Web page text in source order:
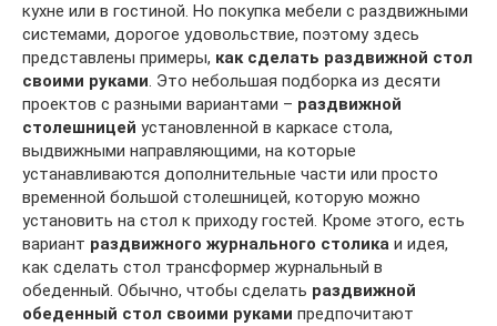
кухне или в гостиной. Но покупка мебели с раздвижными
системами, дорогое удовольствие, поэтому здесь
представлены примеры, как сделать раздвижной стол
своими руками. Это небольшая подборка из десяти
проектов с разными вариантами – раздвижной
столешницей установленной в каркасе стола,
выдвижными направляющими, на которые
устанавливаются дополнительные части или просто
временной большой столешницей, которую можно
установить на стол к приходу гостей. Кроме этого, есть
вариант раздвижного журнального столика и идея,
как сделать стол трансформер журнальный в
обеденный. Обычно, чтобы сделать раздвижной
обеденный стол своими руками предпочитают